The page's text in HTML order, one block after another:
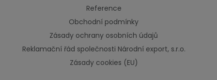
Reference
Obchodní podmínky
Zásady ochrany osobních údajů
Reklamační řád společnosti Národní export, s.r.o.
Zásady cookies (EU)